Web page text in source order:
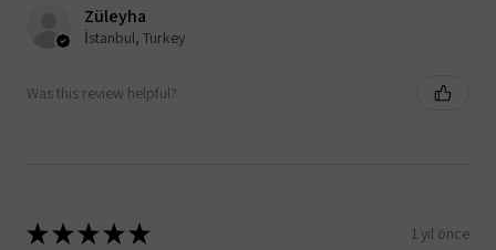
Züleyha
İstanbul, Turkey
Was this review helpful?
★★★★★ 1 yıl önce